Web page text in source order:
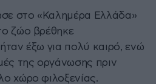
στο «Καλημέρα Ελλάδα»
ζώο βρέθηκε
έξω για πολύ καιρό, ενώ
της οργάνωσης πριν
χώρο φιλοξενίας.